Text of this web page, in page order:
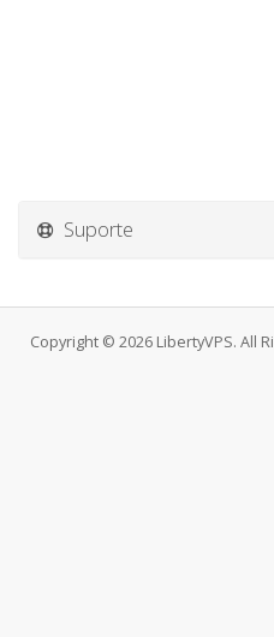
Suporte
Copyright © 2026 LibertyVPS. All